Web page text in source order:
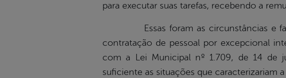
para executar suas tarefas, recebendo a
Essas foram as circunstâncias e fatos
contratação de pessoal por excepcional
com a Lei Municipal nº 1.709, de 14 de
suficiente as situações que caracterizariam